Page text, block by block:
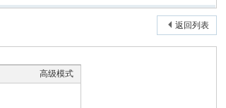
返回列表
高级模式